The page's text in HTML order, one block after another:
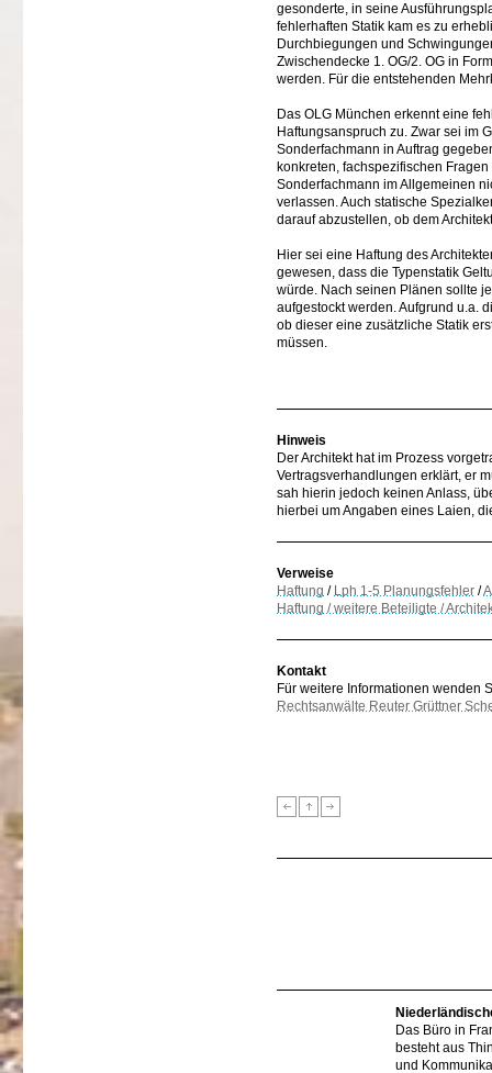
gesonderte, in seine
fehlerhaften Statik kam es zu
Durchbiegungen und
Zwischendecke 1. OG/2. OG in
werden. Für die entstehenden
Das OLG München erkennt eine
Haftungsanspruch zu. Zwar sei im
Sonderfachmann in Auftrag
konkreten, fachspezifischen
Sonderfachmann im Allgemeinen
verlassen. Auch statische
darauf abzustellen, ob dem
Hier sei eine Haftung des
gewesen, dass die Typenstatik
würde. Nach seinen Plänen sollte
aufgestockt werden. Aufgrund u.a.
ob dieser eine zusätzliche Statik
müssen.
Hinweis
Der Architekt hat im Prozess
Vertragsverhandlungen erklärt, er
sah hierin jedoch keinen Anlass,
hierbei um Angaben eines Laien,
Verweise
Haftung / Lph 1-5 Planungsfehler /
Haftung / weitere Beteiligte /
Kontakt
Für weitere Informationen wenden
Rechtsanwälte Reuter Grüttner
Das Büro in
besteht aus
und